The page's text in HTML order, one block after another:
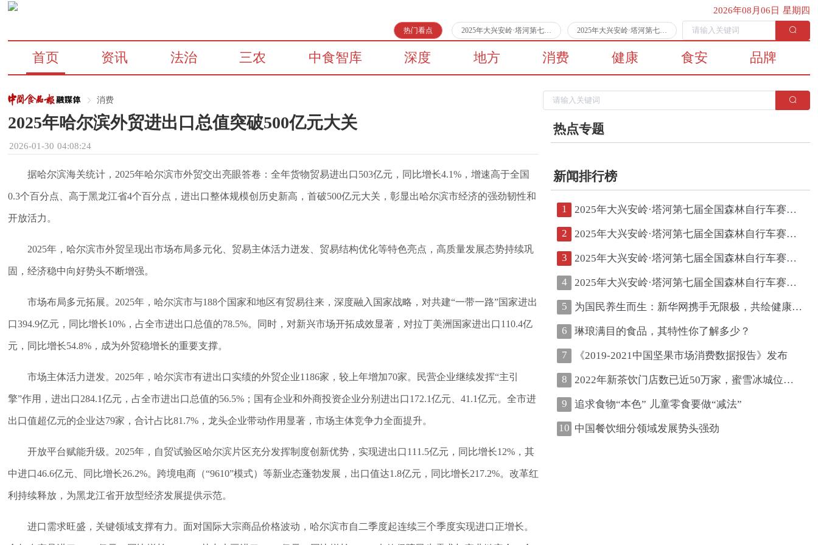
2026年08月06日 星期四
热门看点 2025年大兴安岭·塔河第七届全国森林自行车赛第二日比赛顺利完赛2025年大兴安岭·塔河第七届全国森林自行车赛将于7月11日拉开战幕
首页 资讯 法治 三农 中食智库 深度 地方 消费 健康 食安 品牌
消费
2025年哈尔滨外贸进出口总值突破500亿元大关
2026-01-30 04:08:24
据哈尔滨海关统计，2025年哈尔滨市外贸交出亮眼答卷：全年货物贸易进出口503亿元，同比增长4.1%，增速高于全国
0.3个百分点、高于黑龙江省4个百分点，进出口整体规模创历史新高，首破500亿元大关，彰显出哈尔滨市经济的强劲韧性和
开放活力。
2025年，哈尔滨市外贸呈现出市场布局多元化、贸易主体活力迸发、贸易结构优化等特色亮点，高质量发展态势持续巩
固，经济稳中向好势头不断增强。
市场布局多元拓展。2025年，哈尔滨市与188个国家和地区有贸易往来，深度融入国家战略，对共建“一带一路”国家进出
口394.9亿元，同比增长10%，占全市进出口总值的78.5%。同时，对新兴市场开拓成效显著，对拉丁美洲国家进出口110.4亿
元，同比增长54.8%，成为外贸稳增长的重要支撑。
市场主体活力迸发。2025年，哈尔滨市有进出口实绩的外贸企业1186家，较上年增加70家。民营企业继续发挥“主引
擎”作用，进出口284.1亿元，占全市进出口总值的56.5%；国有企业和外商投资企业分别进出口172.1亿元、41.1亿元。全市进
出口值超亿元的企业达79家，合计占比81.7%，龙头企业带动作用显著，市场主体竞争力全面提升。
开放平台赋能升级。2025年，自贸试验区哈尔滨片区充分发挥制度创新优势，实现进出口111.5亿元，同比增长12%，其
中进口46.6亿元、同比增长26.2%。跨境电商（“9610”模式）等新业态蓬勃发展，出口值达1.8亿元，同比增长217.2%。改革红
利持续释放，为黑龙江省开放型经济发展提供示范。
进口需求旺盛，关键领域支撑有力。面对国际大宗商品价格波动，哈尔滨市自二季度起连续三个季度实现进口正增长。
热点专题
新闻排行榜
1 2025年大兴安岭·塔河第七届全国森林自行车赛第二日比赛顺利完赛
2 2025年大兴安岭·塔河第七届全国森林自行车赛将于7月11日拉开战幕
3 2025年大兴安岭·塔河第七届全国森林自行车赛鸣枪开赛
4 2025年大兴安岭·塔河第七届全国森林自行车赛圆满收官
5 为国民养生而生：新华网携手无限极，共绘健康中国新图景
6 琳琅满目的食品，其特性你了解多少？
7 《2019-2021中国坚果市场消费数据报告》发布
8 2022年新茶饮门店数已近50万家，蜜雪冰城位居第一、古茗第二
9 追求食物“本色” 儿童零食要做“减法”
10 中国餐饮细分领域发展势头强劲